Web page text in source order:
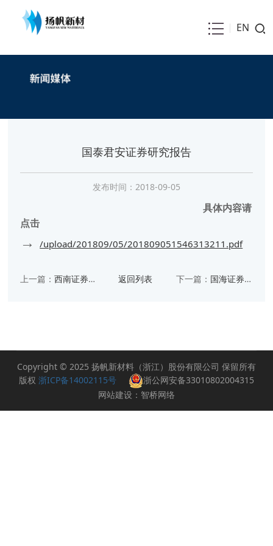
EN
国泰君安证券研究报告
发布时间：2018-09-05
具体内容请
点击
→ /upload/201809/05/201809051546313211.pdf
上一篇：西南证券研究报告 返回列表 下一篇： 国海证券研究报告
Copyright © 2025 扬帆新材料（浙江）股份有限公司 保留所有
版权 浙ICP备14002115号
浙公网安备33010802004315
网站建设：智桥网络